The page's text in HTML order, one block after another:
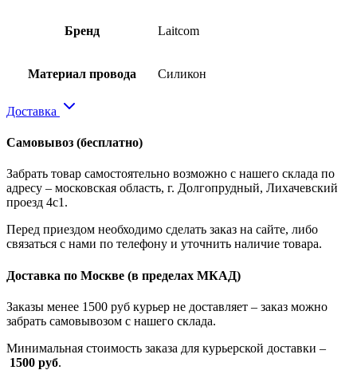
Бренд Laitcom
Материал провода Силикон
Доставка
Самовывоз (бесплатно)
Забрать товар самостоятельно возможно с нашего склада по
адресу – московская область, г. Долгопрудный, Лихачевский
проезд 4с1.
Перед приездом необходимо сделать заказ на сайте, либо
связаться с нами по телефону и уточнить наличие товара.
Доставка по Москве (в пределах МКАД)
Заказы менее 1500 руб курьер не доставляет – заказ можно
забрать самовывозом с нашего склада.
Минимальная стоимость заказа для курьерской доставки –
1500 руб.